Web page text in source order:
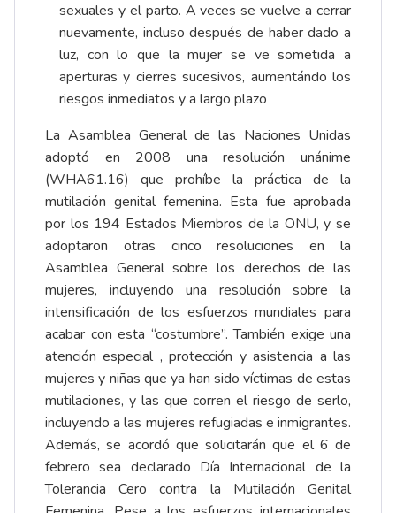
sexuales y el parto. A veces se vuelve a cerrar
nuevamente, incluso después de haber dado a
luz, con lo que la mujer se ve sometida a
aperturas y cierres sucesivos, aumentándo los
riesgos inmediatos y a largo plazo
La Asamblea General de las Naciones Unidas
adoptó en 2008 una resolución unánime
(WHA61.16) que prohíbe la práctica de la
mutilación genital femenina. Esta fue aprobada
por los 194 Estados Miembros de la ONU, y se
adoptaron otras cinco resoluciones en la
Asamblea General sobre los derechos de las
mujeres, incluyendo una resolución sobre la
intensificación de los esfuerzos mundiales para
acabar con esta “costumbre”. También exige una
atención especial , protección y asistencia a las
mujeres y niñas que ya han sido víctimas de estas
mutilaciones, y las que corren el riesgo de serlo,
incluyendo a las mujeres refugiadas e inmigrantes.
Además, se acordó que solicitarán que el 6 de
febrero sea declarado Día Internacional de la
Tolerancia Cero contra la Mutilación Genital